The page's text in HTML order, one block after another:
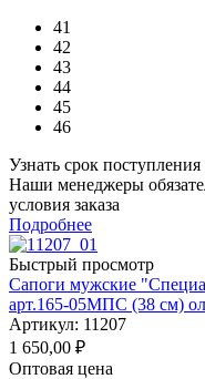
41
42
43
44
45
46
Узнать срок поступления
Наши менеджеры
условия заказа
Подробнее
Быстрый просмотр
Сапоги мужские
арт.165-05МПС (38 см)
Артикул: 11207
1 650,00 ₽
Оптовая цена